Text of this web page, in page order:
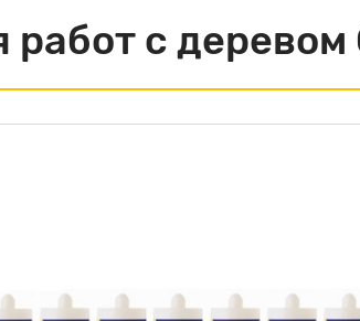
работ с